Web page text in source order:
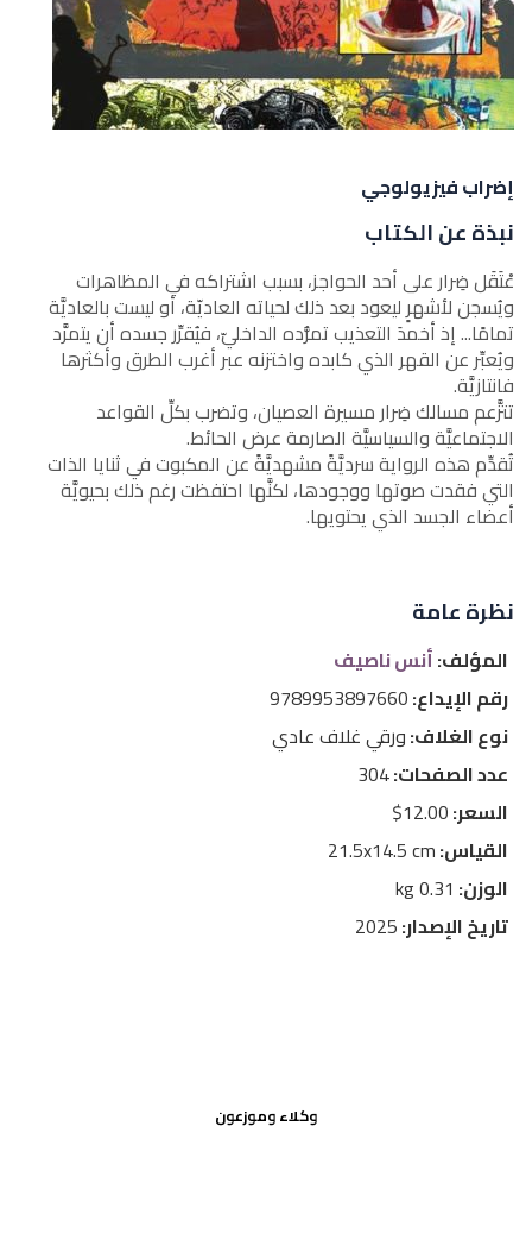
إضراب فيزيولوجي
نبذة عن الكتاب
عْتَقَل ضِرار على أحد الحواجز، بسبب اشتراكه في المظاهرات
ويُسجن لأشهرٍ ليعود بعد ذلك لحياته العاديّة، أو ليست بالعاديَّة
تمامًا... إذ أخمدَ التعذيب تمرُّده الداخليّ، فيُقرِّر جسده أن يتمرَّد
ويُعبِّر عن القهر الذي كابده واختزنه عبر أغرب الطرق وأكثرها
فانتازيَّة.
تتزَّعم مسالك ضِرار مسيرة العصيان، وتضرب بكلِّ القواعد
الاجتماعيَّة والسياسيَّة الصارمة عرض الحائط.
تُقدِّم هذه الرواية سرديَّةً مشهديَّةً عن المكبوت في ثنايا الذات
التي فقدت صوتها ووجودها، لكنَّها احتفظت رغم ذلك بحيويَّة
أعضاء الجسد الذي يحتويها.
نظرة عامة
المؤلف:أنس ناصيف
رقم الإيداع:9789953897660
نوع الغلاف:ورقي غلاف عادي
عدد الصفحات:304
السعر:12.00$
القياس:21.5x14.5 cm
الوزن: 0.31 kg
تاريخ الإصدار:2025
وكلاء وموزعون